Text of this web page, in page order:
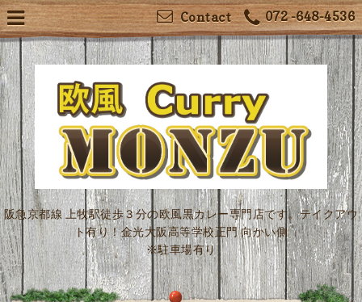
072 -648-4536
Contact
阪急京都線 上牧駅徒歩３分の欧風黒カレー専門店です。テイクアウ
ト有り！金光大阪高等学校正門 向かい側
※駐車場有り